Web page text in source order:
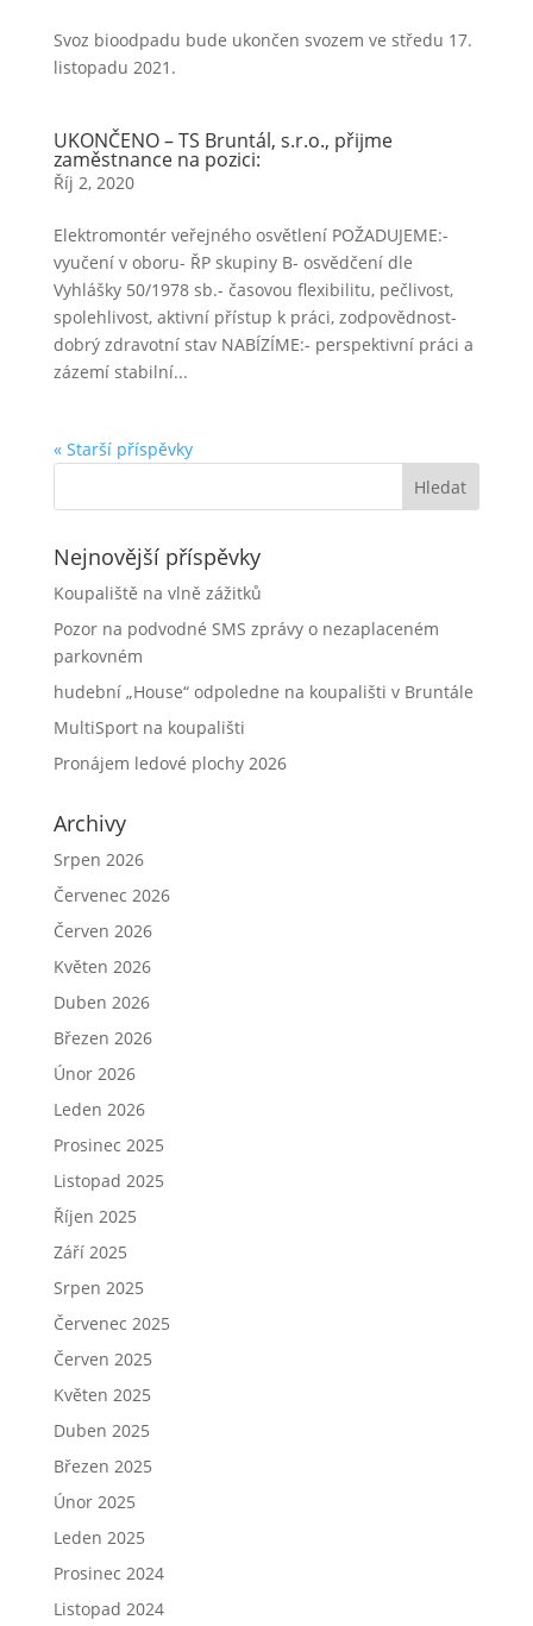
Svoz bioodpadu bude ukončen svozem ve středu 17.
listopadu 2021.
UKONČENO – TS Bruntál, s.r.o., přijme
zaměstnance na pozici:
Říj 2, 2020
Elektromontér veřejného osvětlení POŽADUJEME:-
vyučení v oboru- ŘP skupiny B- osvědčení dle
Vyhlášky 50/1978 sb.- časovou flexibilitu, pečlivost,
spolehlivost, aktivní přístup k práci, zodpovědnost-
dobrý zdravotní stav NABÍZÍME:- perspektivní práci a
zázemí stabilní...
« Starší příspěvky
Nejnovější příspěvky
Koupaliště na vlně zážitků
Pozor na podvodné SMS zprávy o nezaplaceném
parkovném
hudební „House“ odpoledne na koupališti v Bruntále
MultiSport na koupališti
Pronájem ledové plochy 2026
Archivy
Srpen 2026
Červenec 2026
Červen 2026
Květen 2026
Duben 2026
Březen 2026
Únor 2026
Leden 2026
Prosinec 2025
Listopad 2025
Říjen 2025
Září 2025
Srpen 2025
Červenec 2025
Červen 2025
Květen 2025
Duben 2025
Březen 2025
Únor 2025
Leden 2025
Prosinec 2024
Listopad 2024